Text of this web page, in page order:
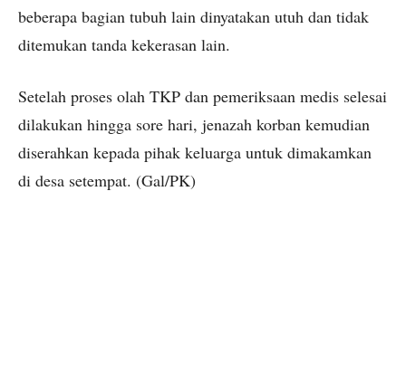
beberapa bagian tubuh lain dinyatakan utuh dan tidak
ditemukan tanda kekerasan lain.
Setelah proses olah TKP dan pemeriksaan medis selesai
dilakukan hingga sore hari, jenazah korban kemudian
diserahkan kepada pihak keluarga untuk dimakamkan
di desa setempat. (Gal/PK)